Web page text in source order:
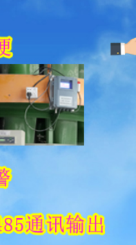
情况下（即在同一个
），本系统经直接校
技术一电荷感应技术
理。标准二线制4-
电流与粉尘浓度成线
致，现场工程技术人
电流与粉尘感应探